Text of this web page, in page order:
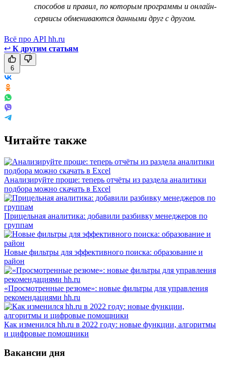
способов и правил, по которым программы и онлайн-
сервисы обмениваются данными друг с другом.
Всё про API hh.ru
↩ К другим статьям
6
Читайте также
Анализируйте проще: теперь отчёты из раздела аналитики
подбора можно скачать в Excel
Прицельная аналитика: добавили разбивку менеджеров по
группам
Новые фильтры для эффективного поиска: образование и
район
«Просмотренные резюме»: новые фильтры для управления
рекомендациями hh.ru
Как изменился hh.ru в 2022 году: новые функции, алгоритмы
и цифровые помощники
Вакансии дня